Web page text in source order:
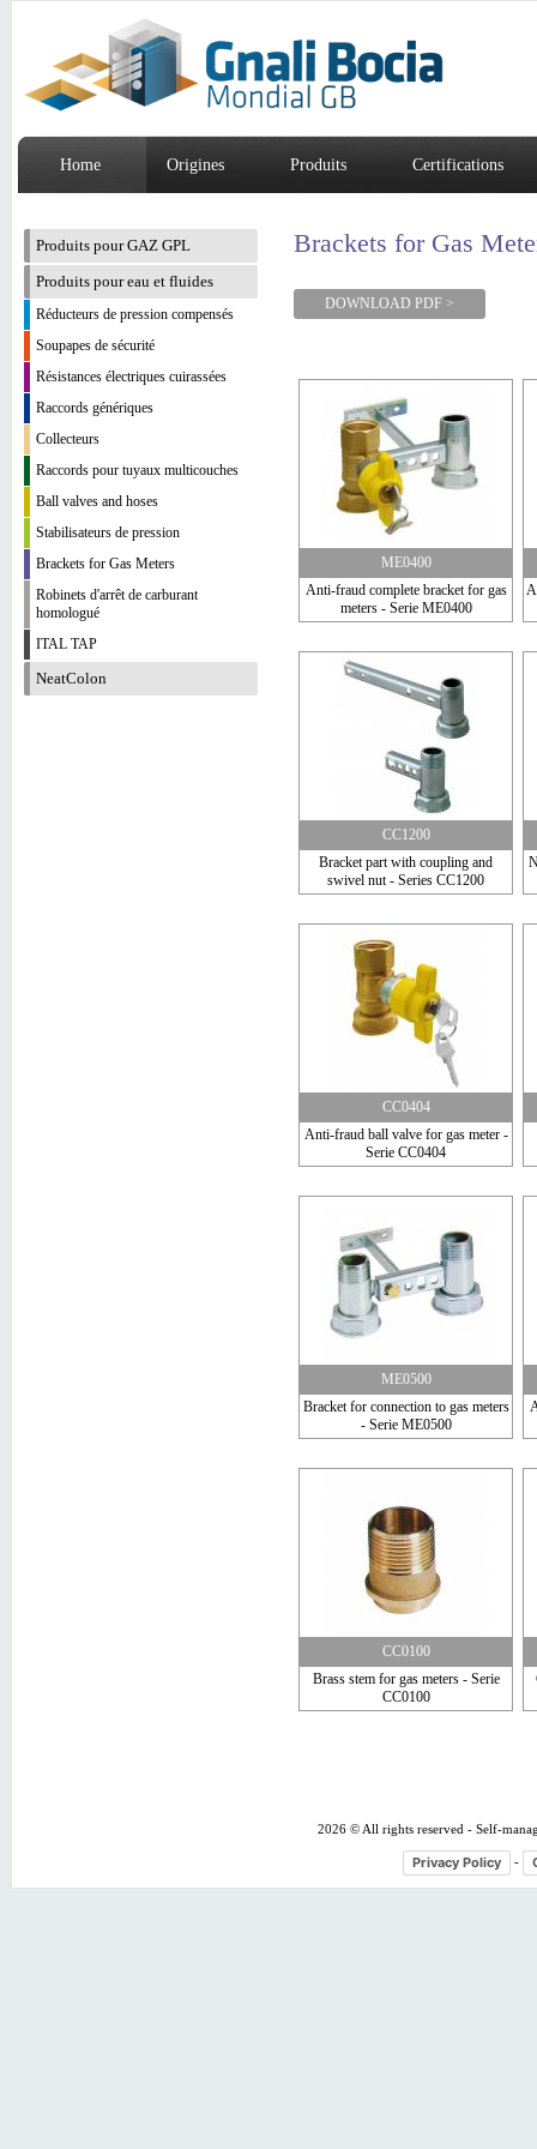
Home Origines Produits Certifications
Produits pour GAZ GPL
Produits pour eau et fluides
Réducteurs de pression compensés
Soupapes de sécurité
Résistances électriques cuirassées
Raccords génériques
Collecteurs
Raccords pour tuyaux multicouches
Ball valves and hoses
Stabilisateurs de pression
Brackets for Gas Meters
Robinets d'arrêt de carburant
homologué
ITAL TAP
NeatColon
Brackets for Gas
DOWNLOAD PDF >
ME0400
Anti-fraud complete bracket for gas
meters - Serie ME0400
CC1200
Bracket part with coupling and
swivel nut - Series CC1200
CC0404
Anti-fraud ball valve for gas meter -
Serie CC0404
ME0500
Bracket for connection to gas meters
- Serie ME0500
CC0100
Brass stem for gas meters - Serie
CC0100
2026 © All rights reserved - Self-
Privacy Policy -